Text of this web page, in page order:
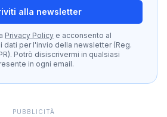
alla newsletter
Privacy Policy e acconsento al
dati per l'invio della newsletter (Reg.
Potrò disiscrivermi in qualsiasi
in ogni email.
PUBBLICITÀ